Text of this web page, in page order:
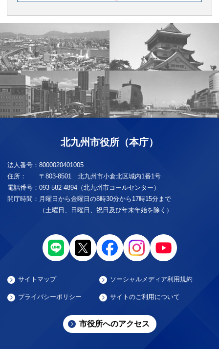
北九州市役所（本庁）
法人番号： 8000020401005
住所：
〒803-8501 北九州市小倉北区城内1番1号
電話番号： 093-582-4894（北九州市コールセンター）
開庁時間： 月曜日から金曜日の8時30分から17時15分まで
（土曜日、日曜日、祝日及び年末年始を除く）
サイトマップ ソーシャルメディア利用規約
プライバシーポリシー サイトのご利用について
市役所へのアクセス